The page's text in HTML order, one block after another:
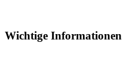
Wichtige